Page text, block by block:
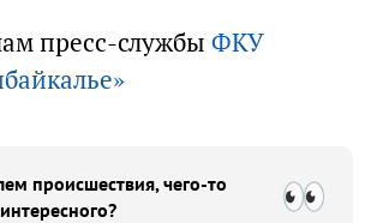
пресс-службы ФКУ
происшествия, чего-то